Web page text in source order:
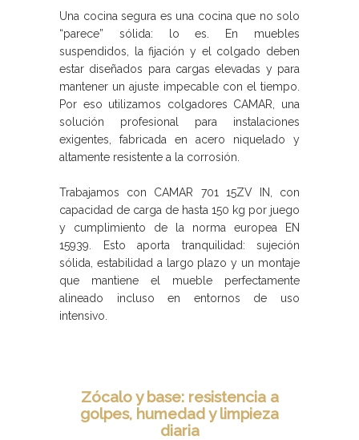
Una cocina segura es una cocina que no solo
“parece” sólida: lo es. En muebles
suspendidos, la fijación y el colgado deben
estar diseñados para cargas elevadas y para
mantener un ajuste impecable con el tiempo.
Por eso utilizamos colgadores CAMAR, una
solución profesional para instalaciones
exigentes, fabricada en acero niquelado y
altamente resistente a la corrosión.
Trabajamos con CAMAR 701 15ZV IN, con
capacidad de carga de hasta 150 kg por juego
y cumplimiento de la norma europea EN
15939. Esto aporta tranquilidad: sujeción
sólida, estabilidad a largo plazo y un montaje
que mantiene el mueble perfectamente
alineado incluso en entornos de uso
intensivo.
Zócalo y base: resistencia a
golpes, humedad y limpieza
diaria